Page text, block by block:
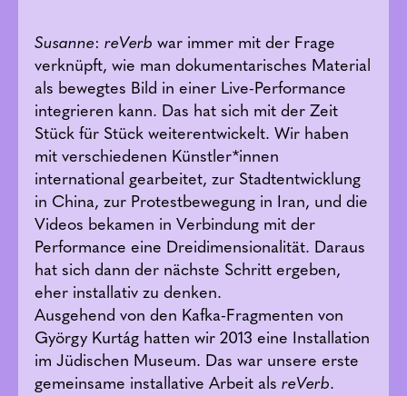
Susanne: reVerb war immer mit der Frage
verknüpft, wie man dokumentarisches Material
als bewegtes Bild in einer Live-Performance
integrieren kann. Das hat sich mit der Zeit
Stück für Stück weiterentwickelt. Wir haben
mit verschiedenen Künstler*innen
international gearbeitet, zur Stadtentwicklung
in China, zur Protestbewegung in Iran, und die
Videos bekamen in Verbindung mit der
Performance eine Dreidimensionalität. Daraus
hat sich dann der nächste Schritt ergeben,
eher installativ zu denken.
­Ausgehend von den Kafka-Fragmenten von
György Kurtág hatten wir 2013 eine Installation
im Jüdischen Museum. Das war unsere erste
gemeinsame installative Arbeit als reVerb.